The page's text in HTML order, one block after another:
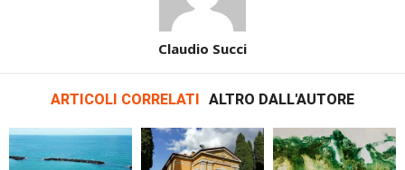
Claudio Succi
ARTICOLI CORRELATI ALTRO DALL'AUTORE